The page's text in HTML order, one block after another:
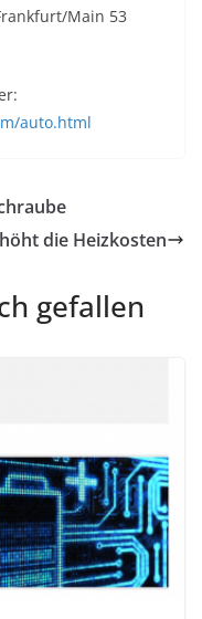
Main 53
auto.html
die Heizkosten
gefallen